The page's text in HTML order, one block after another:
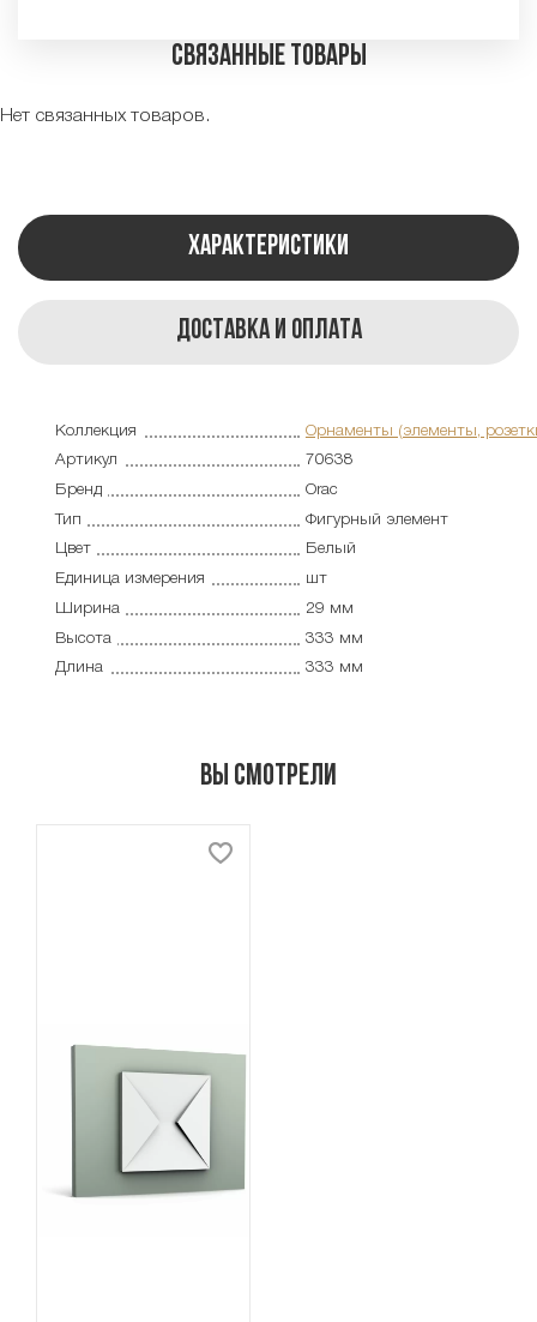
Связанные товары
Нет связанных товаров.
Характеристики
Доставка и оплата
Коллекция
Орнаменты (элементы,
Артикул
70638
Бренд
Orac
Тип
Фигурный элемент
Цвет
Белый
Единица измерения
шт
Ширина
29 мм
Высота
333 мм
Длина
333 мм
Вы смотрели